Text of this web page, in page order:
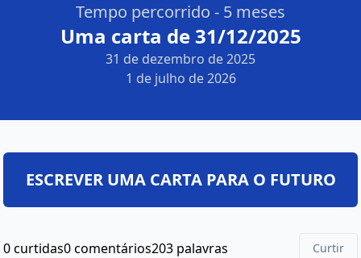
Tempo percorrido - 5 meses
Uma carta de 31/12/2025
31 de dezembro de 2025
1 de julho de 2026
0 curtidas0 comentários203 palavras Curtir
ESCREVER UMA CARTA PARA O FUTURO